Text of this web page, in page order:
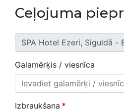
Ceļojuma
Galamērķis / viesnīca
Izbraukšana *